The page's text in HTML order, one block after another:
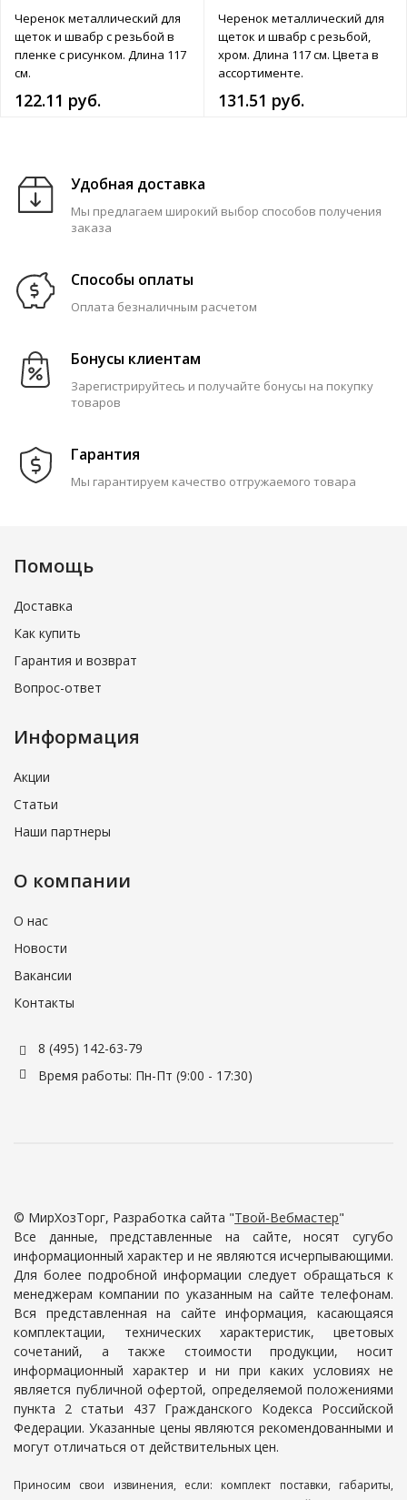
Черенок металлический для
щеток и швабр с резьбой в
пленке с рисунком. Длина 117
см.
122.11 руб.
Черенок металлический для
щеток и швабр с резьбой,
хром. Длина 117 см. Цвета в
ассортименте.
131.51 руб.
Удобная доставка
Мы предлагаем широкий выбор способов получения
заказа
Способы оплаты
Оплата безналичным расчетом
Бонусы клиентам
Зарегистрируйтесь и получайте бонусы на покупку
товаров
Гарантия
Мы гарантируем качество отгружаемого товара
Помощь
Доставка
Как купить
Гарантия и возврат
Вопрос-ответ
Информация
Акции
Статьи
Наши партнеры
О компании
О нас
Новости
Вакансии
Контакты
8 (495) 142-63-79
Время работы: Пн-Пт (9:00 - 17:30)
© МирХозТорг, Разработка сайта "Твой-Вебмастер"
Все данные, представленные на сайте, носят сугубо
информационный характер и не являются исчерпывающими.
Для более подробной информации следует обращаться к
менеджерам компании по указанным на сайте телефонам.
Вся представленная на сайте информация, касающаяся
комплектации, технических характеристик, цветовых
сочетаний, а также стоимости продукции, носит
информационный характер и ни при каких условиях не
является публичной офертой, определяемой положениями
пункта 2 статьи 437 Гражданского Кодекса Российской
Федерации. Указанные цены являются рекомендованными и
могут отличаться от действительных цен.
Приносим свои извинения, если: комплект поставки, габариты,